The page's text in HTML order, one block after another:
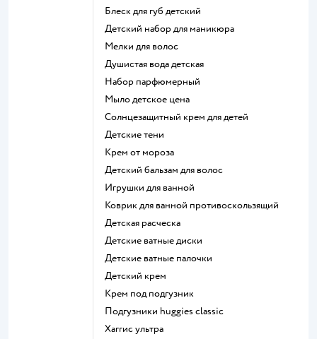
блеск для губ детский
детский набор для маникюра
мелки для волос
душистая вода детская
набор парфюмерный
мыло детское цена
солнцезащитный крем для детей
детские тени
крем от мороза
детский бальзам для волос
игрушки для ванной
коврик для ванной противоскользящий
детская расческа
детские ватные диски
детские ватные палочки
детский крем
крем под подгузник
подгузники huggies classic
хаггис ультра